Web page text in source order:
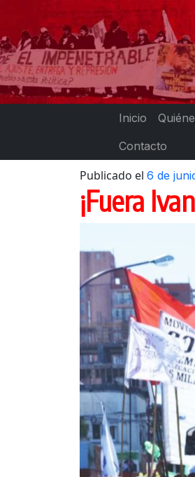
content
Inicio
Contacto
Publicado el 6 de
¡Fuera